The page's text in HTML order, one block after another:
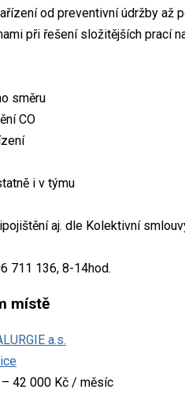
od preventivní údržby až
při řešení složitějších prací
směru
CO
i v týmu
aj. dle Kolektivní
711 136, 8-14hod.
místě
a.s.
42 000 Kč / měsíc